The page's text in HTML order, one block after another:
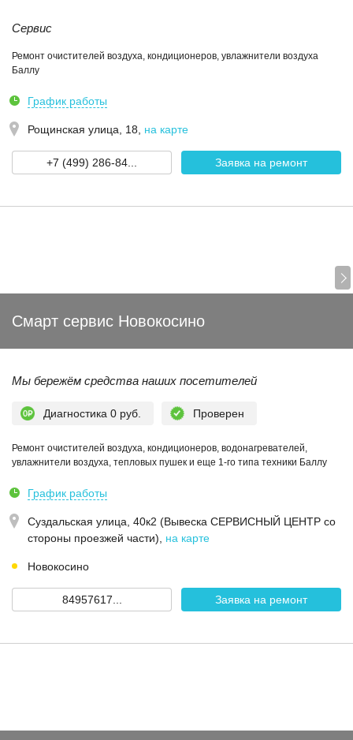
Сервис
Ремонт очистителей воздуха, кондиционеров, увлажнители воздуха
Баллу
График работы
Рощинская улица, 18 на карте
+7 (499) 286-84... Заявка на ремонт
Смарт сервис Новокосино
Мы бережём средства наших посетителей
Диагностика 0 руб. Проверен
Ремонт очистителей воздуха, кондиционеров, водонагревателей,
увлажнители воздуха, тепловых пушек и еще 1-го типа техники Баллу
График работы
Суздальская улица, 40к2 (Вывеска СЕРВИСНЫЙ ЦЕНТР со
стороны проезжей части)
на карте
Новокосино
84957617... Заявка на ремонт